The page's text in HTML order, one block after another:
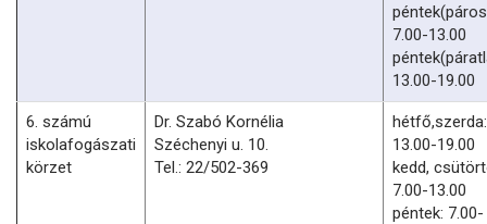
7.00-13.00
13.00-19.00
6. számú
iskolafogászati
körzet
Dr. Szabó Kornélia
Széchenyi u. 10.
Tel.: 22/502-369
hétfő,szerda:
13.00-19.00
kedd,
7.00-13.00
péntek: 7.00-